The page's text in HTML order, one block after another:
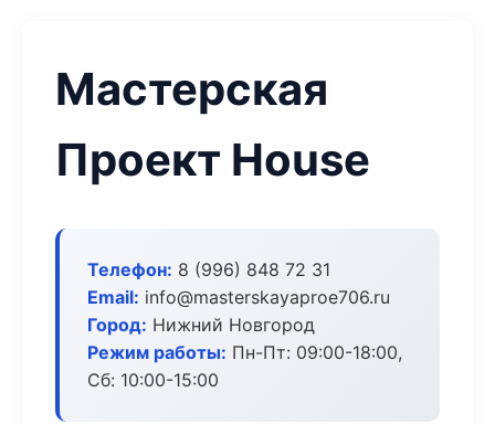
Мастерская
Проект House
Телефон: 8 (996) 848 72 31
Email: info@masterskayaproe706.ru
Город: Нижний Новгород
Режим работы: Пн-Пт: 09:00-18:00,
Сб: 10:00-15:00